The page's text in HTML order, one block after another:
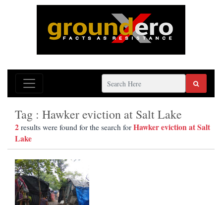
Tag : Hawker eviction at Salt Lake
2results were found for the search forHawker eviction at Salt
Lake